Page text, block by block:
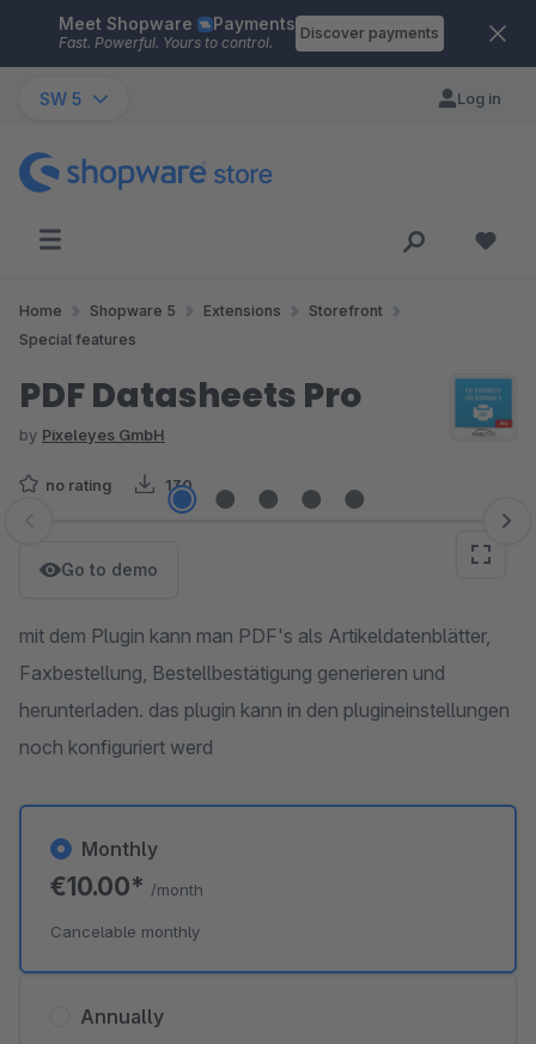
Skip to main content
Meet Shopware Payments
Fast. Powerful. Yours to control.
Discover payments
SW 5 Log in
Home Shopware 5 Extensions
Storefront
Special features
PDF Datasheets Pro
by Pixeleyes GmbH
no rating 130
Skip image gallery
Go to demo
mit dem Plugin kann man PDF's als Artikeldatenblätter,
Faxbestellung, Bestellbestätigung generieren und
herunterladen. das plugin kann in den plugineinstellungen
noch konfiguriert werd
Annually
Monthly
€10.00* /month
Cancelable monthly